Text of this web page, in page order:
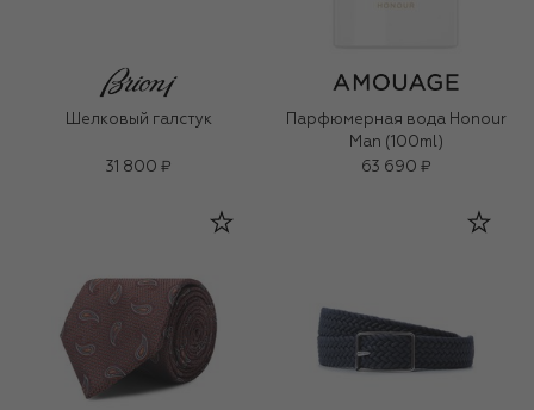
Шелковый галстук
31 800 ₽
Парфюмерная вода Honour
Man (100ml)
63 690 ₽